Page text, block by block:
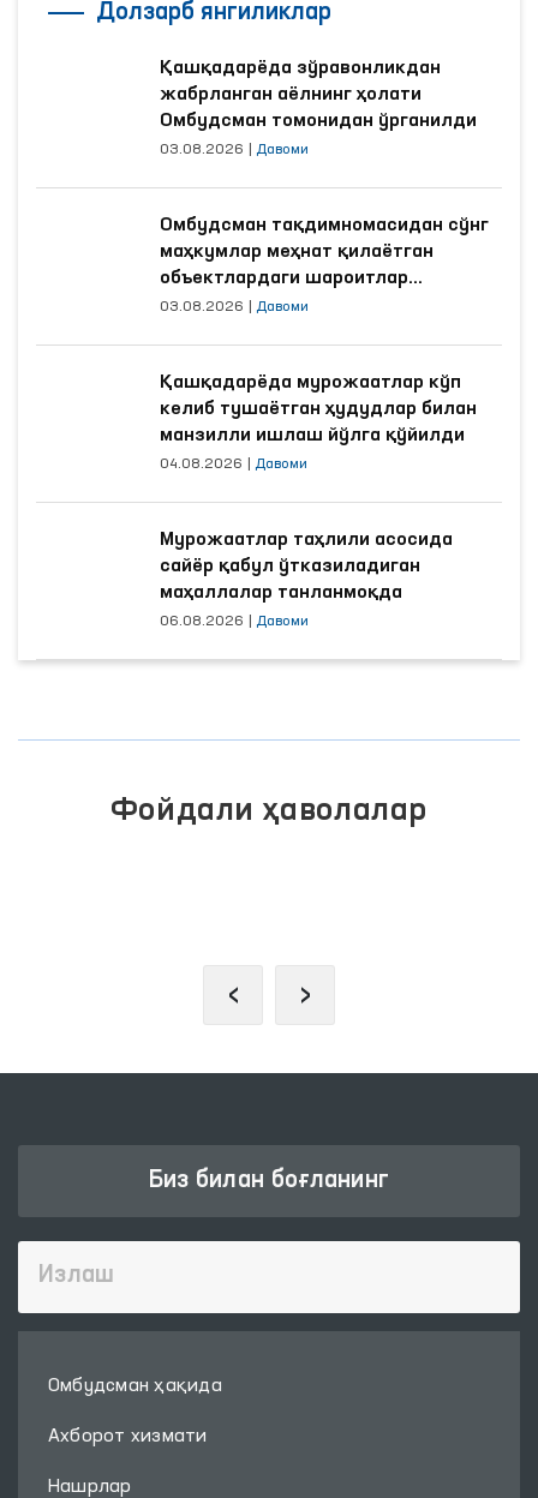
Долзарб янгиликлар
Қашқадарёда зўравонликдан
жабрланган аёлнинг ҳолати
Омбудсман томонидан ўрганилди
03.08.2026 Давоми
Омбудсман тақдимномасидан сўнг
маҳкумлар меҳнат қилаётган
объектлардаги шароитлар
яхшиланди
03.08.2026 Давоми
Қашқадарёда мурожаатлар кўп
келиб тушаётган ҳудудлар билан
манзилли ишлаш йўлга қўйилди
04.08.2026 Давоми
Мурожаатлар таҳлили асосида
сайёр қабул ўтказиладиган
маҳаллалар танланмоқда
06.08.2026 Давоми
Фойдали ҳаволалар
‹ ›
Биз билан боғланинг
Омбудсман ҳақида
Ахборот хизмати
Нашрлар